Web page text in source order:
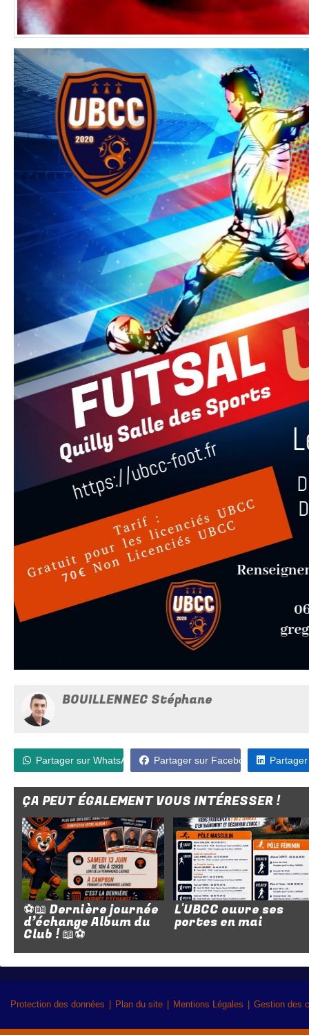
BOUILLENNEC Stéphane
Partager sur WhatsApp Partager sur Facebook
ÇA PEUT ÉGALEMENT VOUS INTÉRESSER !
⚽📖 Dernière journée
d’échange Album du
Club ! 📖⚽
L'UBCC ouvre ses
portes en mai
Protection des données Plan du site Mentions Légales Gestion des